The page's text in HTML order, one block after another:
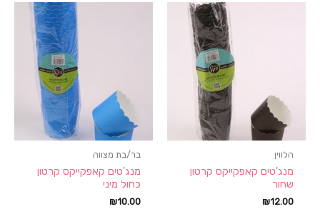
הלווין
מנג'טים קאפקייקס קרטון
שחור
₪12.00
בר/בת מצווה
מנג'טים קאפקייקס קרטון
כחול מיני
₪10.00